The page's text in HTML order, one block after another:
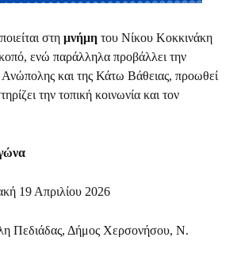
στη μνήμη του Νίκου Κοκκινάκη
ενώ παράλληλα προβάλλει την
και της Κάτω Βάθειας, προωθεί
την τοπική κοινωνία και τον
19 Απριλίου 2026
Πεδιάδας, Δήμος Χερσονήσου, Ν.